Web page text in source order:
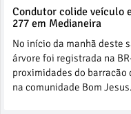
Condutor colide veículo
277 em Medianeira
No início da manhã deste
árvore foi registrada na
proximidades do
na comunidade Bom Jesus.